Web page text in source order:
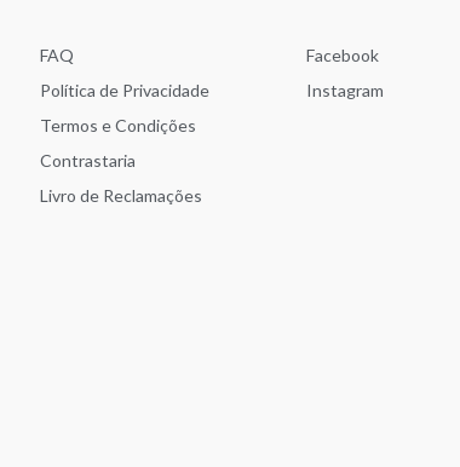
FAQ
Política de Privacidade
Termos e Condições
Contrastaria
Livro de Reclamações
Facebook
Instagram